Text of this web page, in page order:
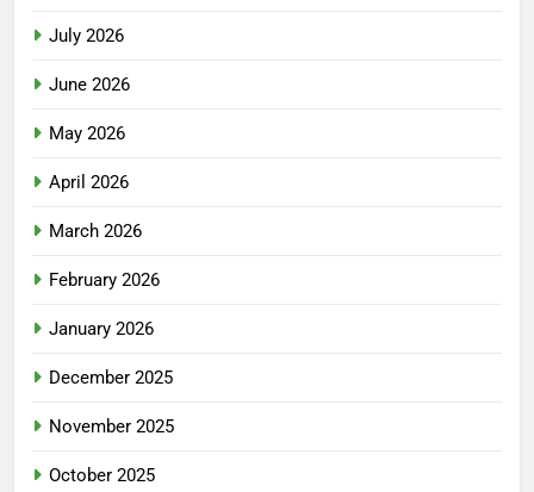
July 2026
June 2026
May 2026
April 2026
March 2026
February 2026
January 2026
December 2025
November 2025
October 2025